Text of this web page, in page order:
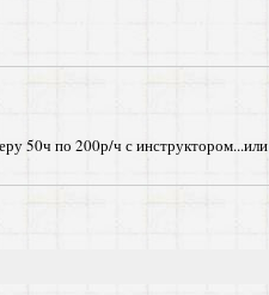
50ч по 200р/ч с